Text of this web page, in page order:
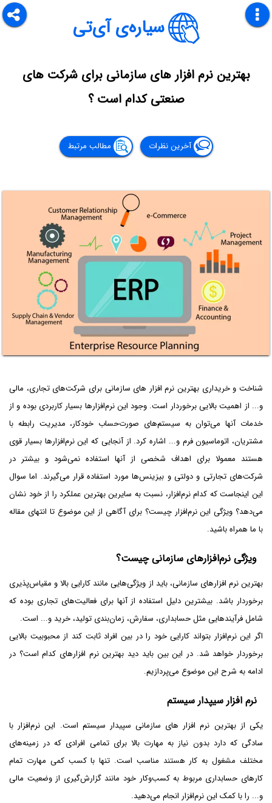
سیاره‌ی آی‌تی
بهترین نرم افزار های سازمانی برای شرکت های
صنعتی کدام است ؟
آخرین نظرات مطالب مرتبط
شناخت و خریداری بهترین نرم‌ افزار های سازمانی برای شرکت‌های تجاری، مالی
و... از اهمیت بالایی برخوردار است. وجود این نرم‌افزارها بسیار کاربردی بوده و از
خدمات آنها می‌توان به سیستم‌های صورت‌حساب خودکار، مدیریت رابطه با
مشتریان، اتوماسیون فرم و... اشاره کرد. از آنجایی که این نرم‌افزارها بسیار قوی
هستند معمولا برای اهداف شخصی از آنها استفاده نمی‌شود و بیشتر در
شرکت‌های تجارتی و دولتی و بیزینس‌ها مورد استفاده قرار می‌گیرند. اما سوال
این اینجاست که کدام نرم‌افزار، نسبت به سایرین بهترین عملکرد را از خود نشان
می‌دهد؟ ویژگی این نرم‌افزار چیست؟ برای آگاهی از این موضوع تا انتهای مقاله
با ما همراه باشید.
ویژگی نرم‌افزارهای سازمانی چیست؟
بهترین نرم ‌افزارهای سازمانی، باید از ویژگی‌هایی مانند کارایی بالا و مقیاس‌پذیری
برخوردار باشد. بیشترین دلیل استفاده از آنها برای فعالیت‌های تجاری بوده که
شامل فرآیندهایی مثل حسابداری، سفارش، زمان‌بندی تولید، خرید و... است.
اگر این نرم‌افزار بتواند کارایی خود را در بین افراد ثابت کند از محبوبیت بالایی
برخوردار خواهد شد. در این بین باید دید بهترین نرم‌ افزارهای کدام است؟ در
ادامه به شرح این موضوع می‌پردازیم.
نرم افزار سیپدار سیستم
یکی از بهترین نرم‌ افزار های سازمانی سپیدار سیستم است. این نرم‌افزار با
سادگی که دارد بدون نیاز به مهارت بالا برای تمامی افرادی که در زمینه‌های
مختلف مشغول به کار هستند مناسب است. تنها با کسب کمی مهارت تمام
کارهای حسابداری مربوط به کسب‌وکار خود مانند گزارش‌گیری از وضعیت مالی
و... را با کمک این نرم‌افزار انجام می‌دهید.